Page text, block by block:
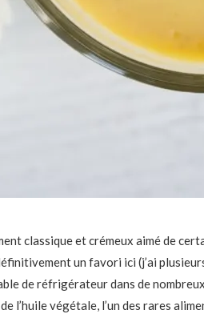
classique et crémeux aimé de
un favori ici (j’ai
de réfrigérateur dans de
l’huile végétale, l’un des rares